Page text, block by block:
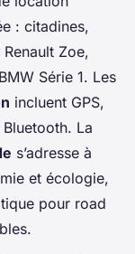
: citadines,
Zoe,
Série 1. Les
incluent GPS,
La
s’adresse à
et écologie,
pour road